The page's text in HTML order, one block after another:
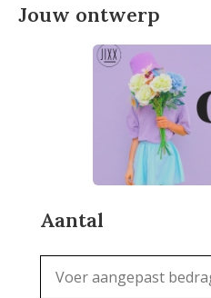
Jouw ontwerp
Aantal